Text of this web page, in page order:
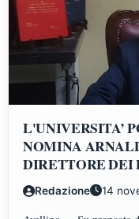
L'UNIVERSITA’
NOMINA
DIRETTORE DEI
GIURIDICHE,
POLITICHE,
Redazione 14